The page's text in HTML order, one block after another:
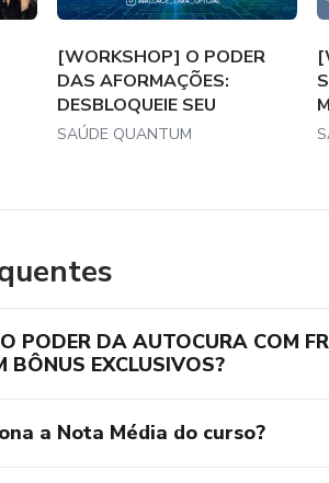
[WORKSHOP] O PODER
DAS AFORMAÇÕES:
DESBLOQUEIE SEU
SUCESSO
SAÚDE QUANTUM
PODER DA AUTOCURA COM
BÔNUS EXCLUSIVOS?
a Nota Média do curso?